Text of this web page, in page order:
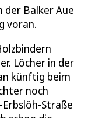
der Balker Aue
voran.
Löcher in der
künftig beim
noch
Straße